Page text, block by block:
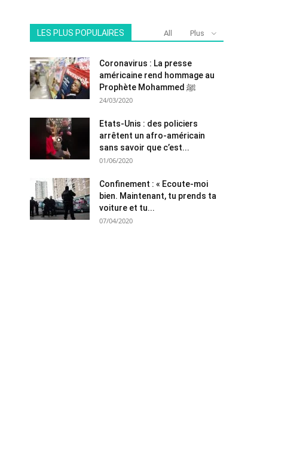
LES PLUS POPULAIRES All Plus
Coronavirus : La presse
américaine rend hommage au
Prophète Mohammed ﷺ
24/03/2020
Etats-Unis : des policiers
arrêtent un afro-américain
sans savoir que c’est...
01/06/2020
Confinement : « Ecoute-moi
bien. Maintenant, tu prends ta
voiture et tu...
07/04/2020